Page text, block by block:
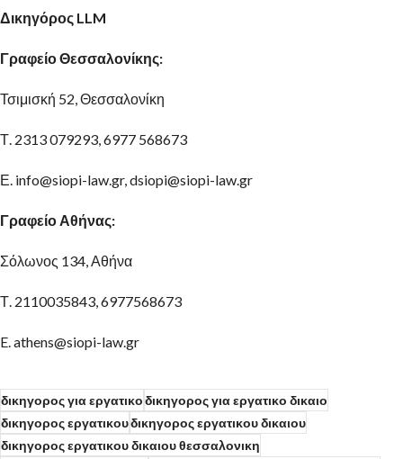
Δικηγόρος LLM
Γραφείο Θεσσαλονίκης:
Τσιμισκή 52, Θεσσαλονίκη
Τ. 2313 079293, 6977 568673
Ε. info@siopi-law.gr, dsiopi@siopi-law.gr
Γραφείο Αθήνας:
Σόλωνος 134, Αθήνα
Τ. 2110035843, 6977568673
E. athens@siopi-law.gr
δικηγορος για εργατικοδικηγορος για εργατικο δικαιο
δικηγορος εργατικουδικηγορος εργατικου δικαιου
δικηγορος εργατικου δικαιου θεσσαλονικη